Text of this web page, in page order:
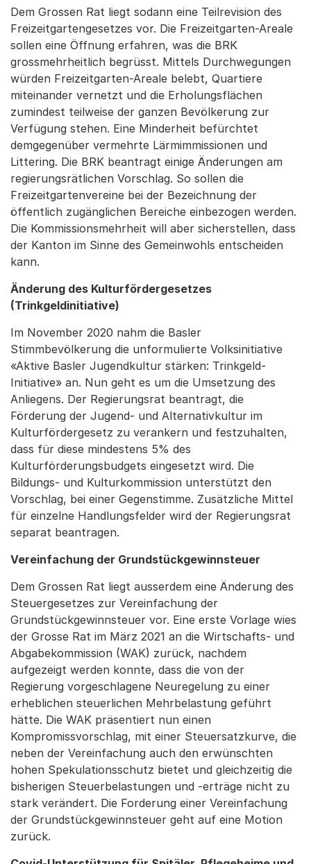
Dem Grossen Rat liegt sodann eine Teilrevision des
Freizeitgartengesetzes vor. Die Freizeitgarten-Areale
sollen eine Öffnung erfahren, was die BRK
grossmehrheitlich begrüsst. Mittels Durchwegungen
würden Freizeitgarten-Areale belebt, Quartiere
miteinander vernetzt und die Erholungsflächen
zumindest teilweise der ganzen Bevölkerung zur
Verfügung stehen. Eine Minderheit befürchtet
demgegenüber vermehrte Lärmimmissionen und
Littering. Die BRK beantragt einige Änderungen am
regierungsrätlichen Vorschlag. So sollen die
Freizeitgartenvereine bei der Bezeichnung der
öffentlich zugänglichen Bereiche einbezogen werden.
Die Kommissionsmehrheit will aber sicherstellen, dass
der Kanton im Sinne des Gemeinwohls entscheiden
kann.
Änderung des Kulturfördergesetzes
(Trinkgeldinitiative)
Im November 2020 nahm die Basler
Stimmbevölkerung die unformulierte Volksinitiative
«Aktive Basler Jugendkultur stärken: Trinkgeld-
Initiative» an. Nun geht es um die Umsetzung des
Anliegens. Der Regierungsrat beantragt, die
Förderung der Jugend- und Alternativkultur im
Kulturfördergesetz zu verankern und festzuhalten,
dass für diese mindestens 5% des
Kulturförderungsbudgets eingesetzt wird. Die
Bildungs- und Kulturkommission unterstützt den
Vorschlag, bei einer Gegenstimme. Zusätzliche Mittel
für einzelne Handlungsfelder wird der Regierungsrat
separat beantragen.
Vereinfachung der Grundstückgewinnsteuer
Dem Grossen Rat liegt ausserdem eine Änderung des
Steuergesetzes zur Vereinfachung der
Grundstückgewinnsteuer vor. Eine erste Vorlage wies
der Grosse Rat im März 2021 an die Wirtschafts- und
Abgabekommission (WAK) zurück, nachdem
aufgezeigt werden konnte, dass die von der
Regierung vorgeschlagene Neuregelung zu einer
erheblichen steuerlichen Mehrbelastung geführt
hätte. Die WAK präsentiert nun einen
Kompromissvorschlag, mit einer Steuersatzkurve, die
neben der Vereinfachung auch den erwünschten
hohen Spekulationsschutz bietet und gleichzeitig die
bisherigen Steuerbelastungen und -erträge nicht zu
stark verändert. Die Forderung einer Vereinfachung
der Grundstückgewinnsteuer geht auf eine Motion
zurück.